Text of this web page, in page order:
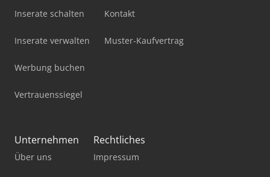
Inserate schalten
Inserate verwalten
Werbung buchen
Vertrauenssiegel
Kontakt
Muster-Kaufvertrag
Unternehmen
Über uns
Rechtliches
Impressum